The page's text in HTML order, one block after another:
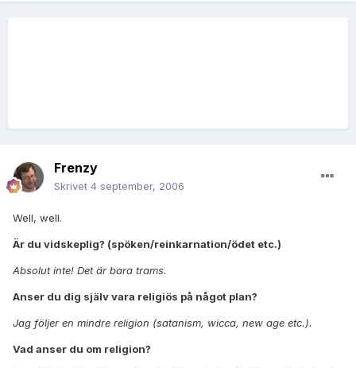
Frenzy
Skrivet 4 september, 2006
Well, well.
Är du vidskeplig? (spöken/reinkarnation/ödet etc.)
Absolut inte! Det är bara trams.
Anser du dig själv vara religiös på något plan?
Jag följer en mindre religion (satanism, wicca, new age etc.).
Vad anser du om religion?